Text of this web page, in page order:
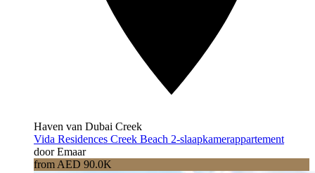
Haven van Dubai Creek
Vida Residences Creek Beach 2-slaapkamerappartement
door Emaar
from AED 90.0K